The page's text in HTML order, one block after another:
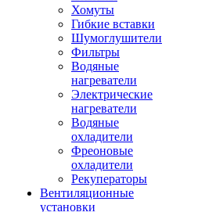
Хомуты
Гибкие вставки
Шумоглушители
Фильтры
Водяные
нагреватели
Электрические
нагреватели
Водяные
охладители
Фреоновые
охладители
Рекуператоры
Вентиляционные
установки